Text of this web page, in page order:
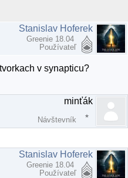
Stanislav Hoferek
Greenie 18.04
Používateľ
v synapticu?
minťák
Návštevník
Stanislav Hoferek
Greenie 18.04
Používateľ